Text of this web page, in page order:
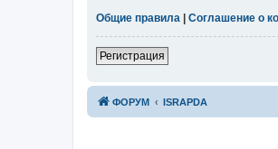
Общие правила | Соглашение о
Регистрация
ФОРУМ ISRAPDA